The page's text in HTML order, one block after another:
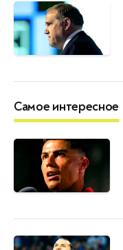
Самое интересное